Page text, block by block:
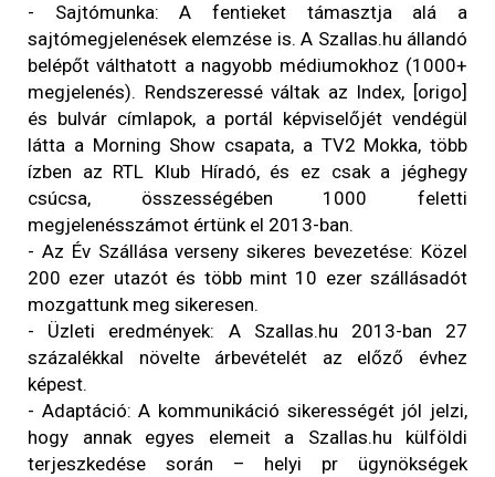
- Sajtómunka: A fentieket támasztja alá a
sajtómegjelenések elemzése is. A Szallas.hu állandó
belépőt válthatott a nagyobb médiumokhoz (1000+
megjelenés). Rendszeressé váltak az Index, [origo]
és bulvár címlapok, a portál képviselőjét vendégül
látta a Morning Show csapata, a TV2 Mokka, több
ízben az RTL Klub Híradó, és ez csak a jéghegy
csúcsa, összességében 1000 feletti
megjelenésszámot értünk el 2013-ban.
- Az Év Szállása verseny sikeres bevezetése: Közel
200 ezer utazót és több mint 10 ezer szállásadót
mozgattunk meg sikeresen.
- Üzleti eredmények: A Szallas.hu 2013-ban 27
százalékkal növelte árbevételét az előző évhez
képest.
- Adaptáció: A kommunikáció sikerességét jól jelzi,
hogy annak egyes elemeit a Szallas.hu külföldi
terjeszkedése során – helyi pr ügynökségek